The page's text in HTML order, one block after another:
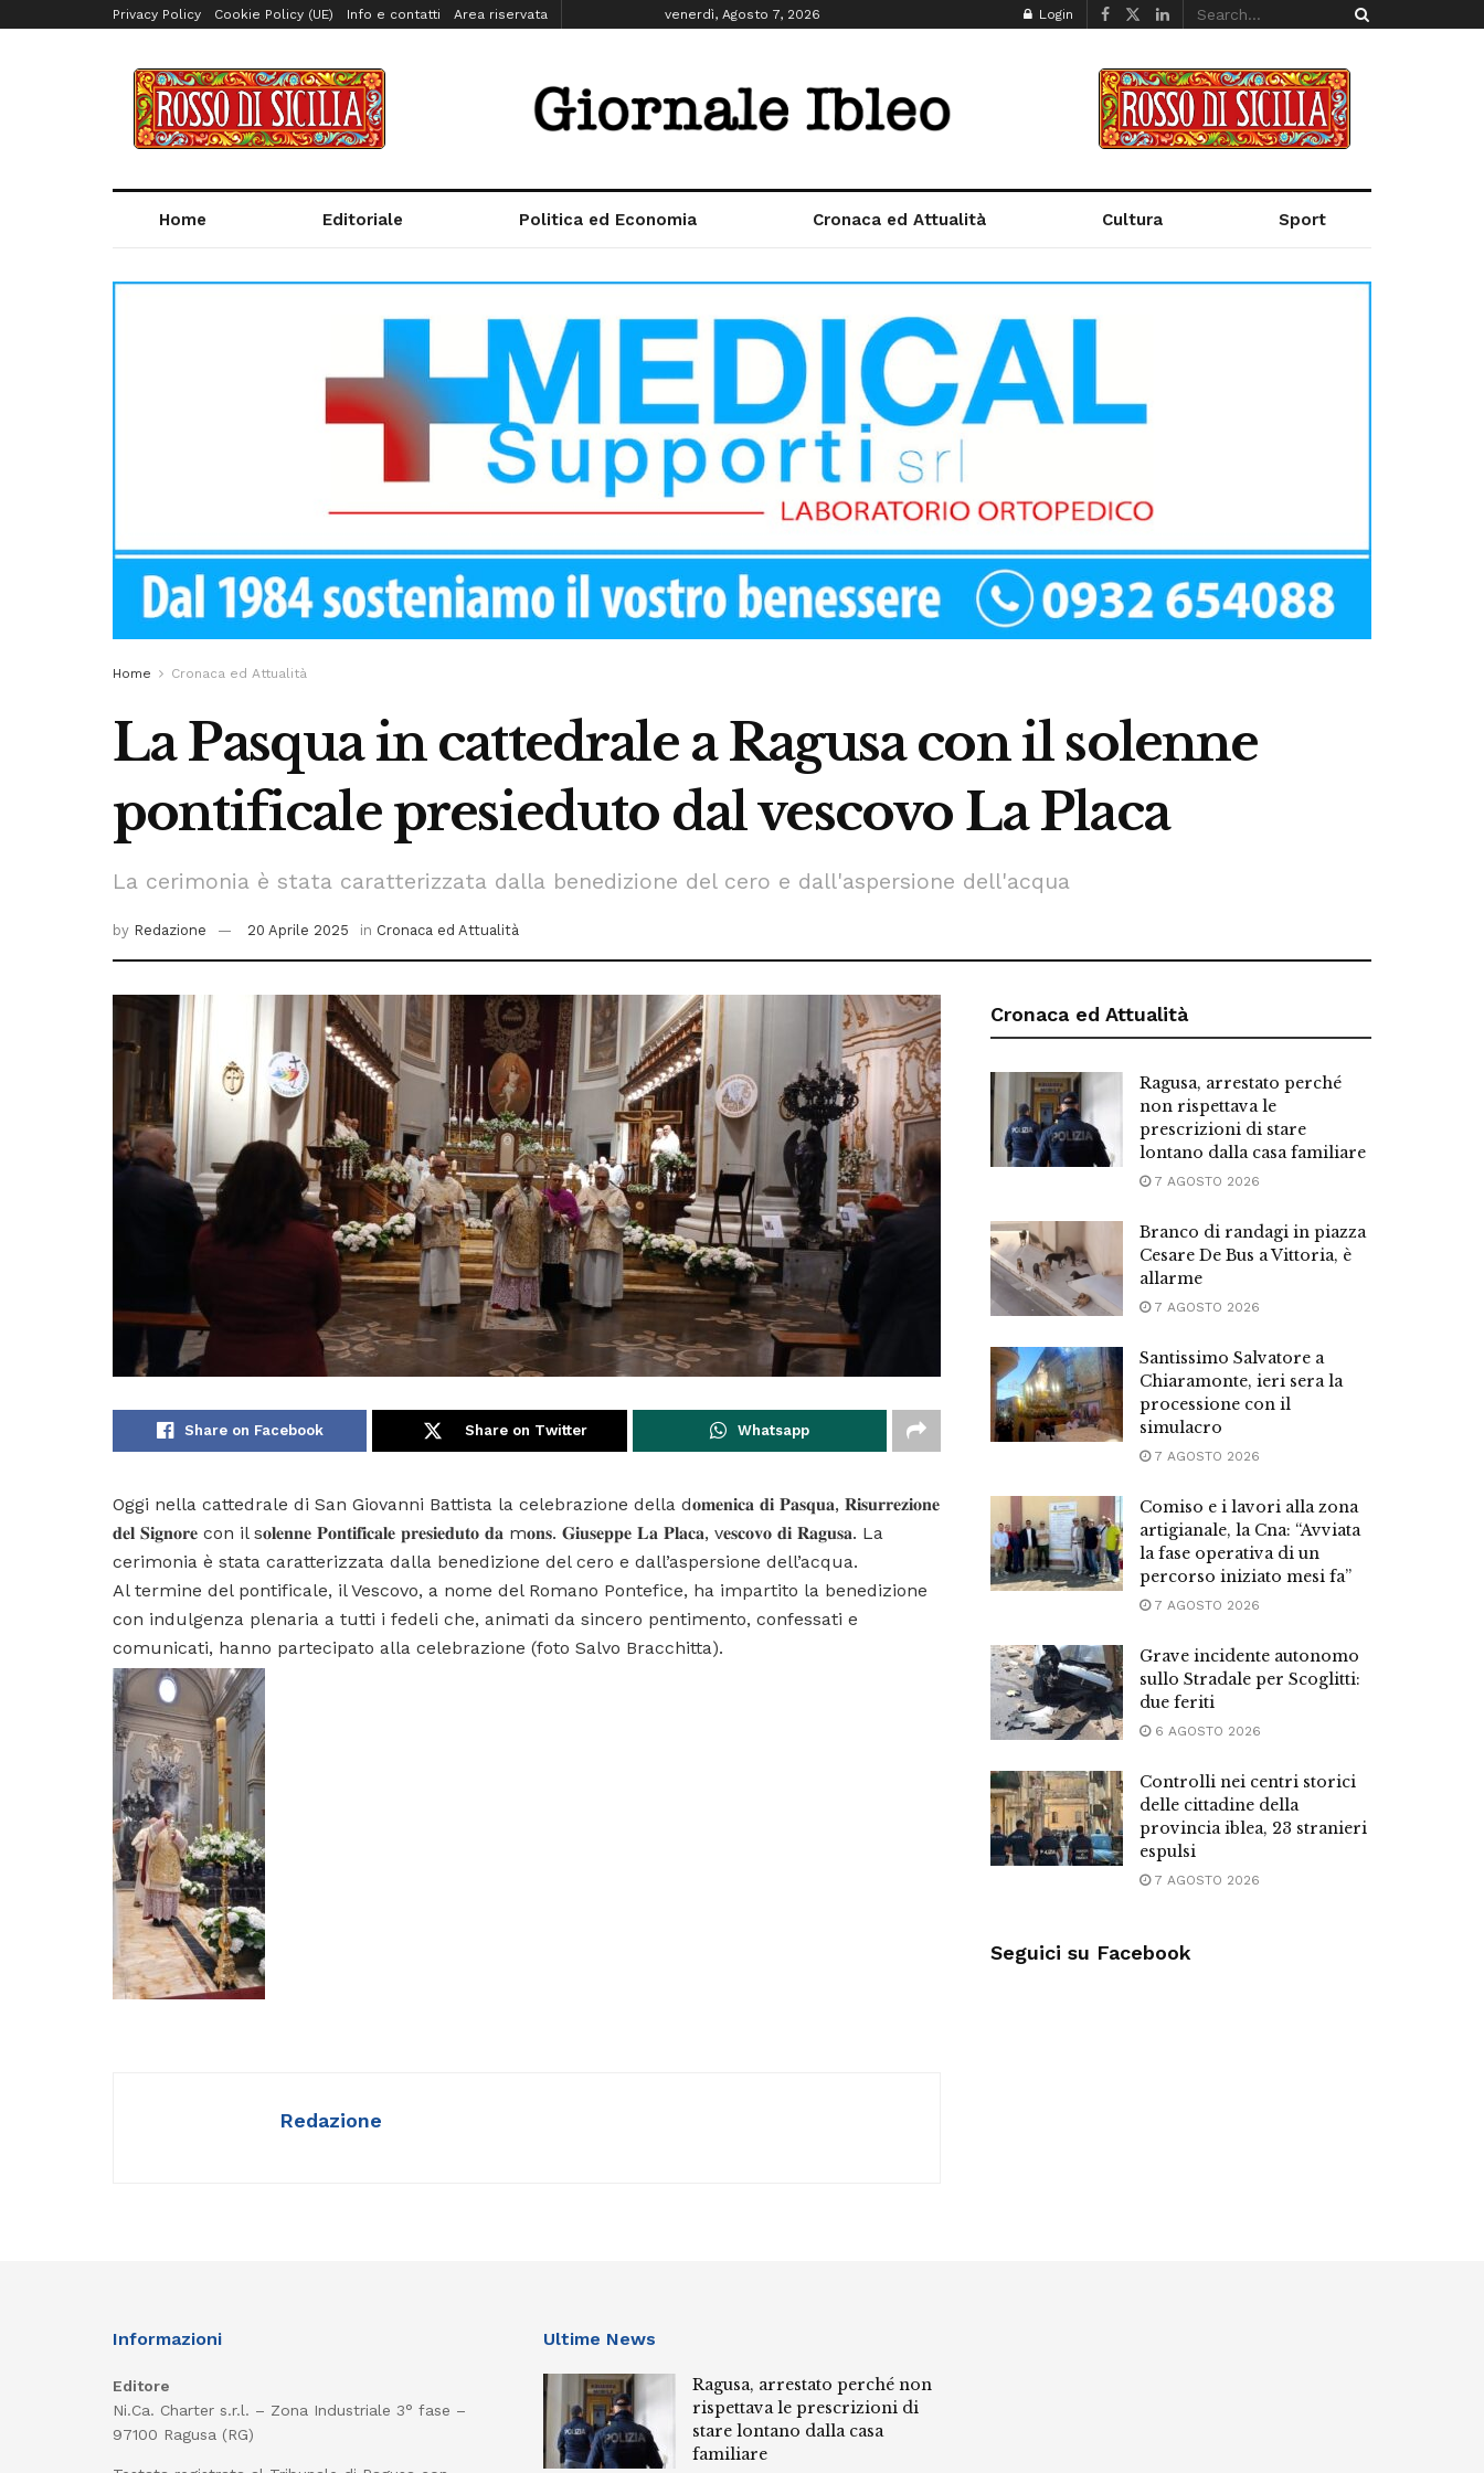
Privacy Policy Cookie Policy (UE) Info e contatti Area riservata venerdì, Agosto 7, 2026 Login
Home Editoriale Politica ed Economia Cronaca ed Attualità Cultura Sport
Home Cronaca ed Attualità
La Pasqua in cattedrale a Ragusa con il solenne
pontificale presieduto dal vescovo La Placa
La cerimonia è stata caratterizzata dalla benedizione del cero e dall'aspersione dell'acqua
by Redazione 20 Aprile 2025 in Cronaca ed Attualità
Share on Facebook Share on Twitter Whatsapp
Oggi nella cattedrale di San Giovanni Battista la celebrazione della d𝐨𝐦𝐞𝐧𝐢𝐜𝐚 𝐝𝐢 𝐏𝐚𝐬𝐪𝐮𝐚, 𝐑𝐢𝐬𝐮𝐫𝐫𝐞𝐳𝐢𝐨𝐧𝐞
𝐝𝐞𝐥 𝐒𝐢𝐠𝐧𝐨𝐫𝐞 con il s𝐨𝐥𝐞𝐧𝐧𝐞 𝐏𝐨𝐧𝐭𝐢𝐟𝐢𝐜𝐚𝐥𝐞 𝐩𝐫𝐞𝐬𝐢𝐞𝐝𝐮𝐭𝐨 𝐝𝐚 m𝐨𝐧𝐬. 𝐆𝐢𝐮𝐬𝐞𝐩𝐩𝐞 𝐋𝐚 𝐏𝐥𝐚𝐜𝐚, v𝐞𝐬𝐜𝐨𝐯𝐨 𝐝𝐢 𝐑𝐚𝐠𝐮𝐬𝐚. La
cerimonia è stata caratterizzata dalla benedizione del cero e dall’aspersione dell’acqua.
Al termine del pontificale, il Vescovo, a nome del Romano Pontefice, ha impartito la benedizione
con indulgenza plenaria a tutti i fedeli che, animati da sincero pentimento, confessati e
comunicati, hanno partecipato alla celebrazione (foto Salvo Bracchitta).
Redazione
Cronaca ed Attualità
Ragusa, arrestato perché
non rispettava le
prescrizioni di stare
lontano dalla casa familiare
7 AGOSTO 2026
Branco di randagi in piazza
Cesare De Bus a Vittoria, è
allarme
7 AGOSTO 2026
Santissimo Salvatore a
Chiaramonte, ieri sera la
processione con il
simulacro
7 AGOSTO 2026
Comiso e i lavori alla zona
artigianale, la Cna: “Avviata
la fase operativa di un
percorso iniziato mesi fa”
7 AGOSTO 2026
Grave incidente autonomo
sullo Stradale per Scoglitti:
due feriti
6 AGOSTO 2026
Controlli nei centri storici
delle cittadine della
provincia iblea, 23 stranieri
espulsi
7 AGOSTO 2026
Seguici su Facebook
Informazioni
Editore
Ni.Ca. Charter s.r.l. – Zona Industriale 3° fase –
97100 Ragusa (RG)
Ultime News
Ragusa, arrestato perché non
rispettava le prescrizioni di
stare lontano dalla casa
familiare